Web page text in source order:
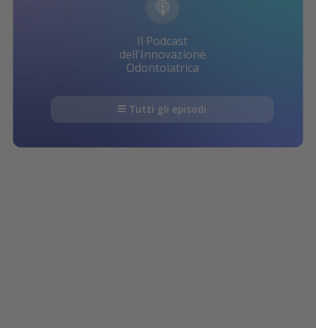
Il Podcast
dell'Innovazione
Odontoiatrica
Tutti gli episodi